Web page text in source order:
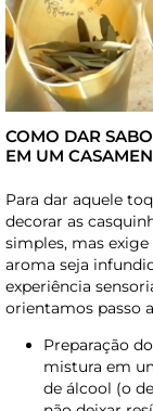
COMO DAR
EM UM
Para dar aquele
decorar as
simples, mas
aroma seja
experiência
orientamos passo
Preparação
mistura em
de álcool (o